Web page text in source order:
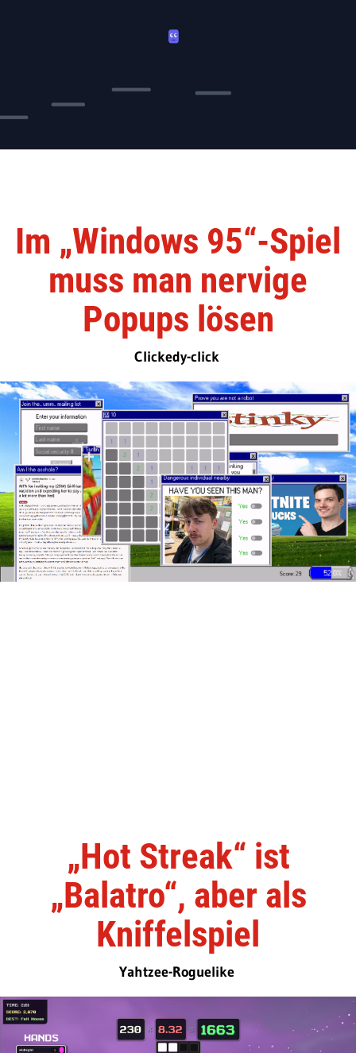
Im „Windows 95“-Spiel
muss man nervige
Popups lösen
Clickedy-click
„Hot Streak“ ist
„Balatro“, aber als
Kniffelspiel
Yahtzee-Roguelike